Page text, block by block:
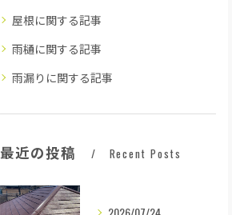
屋根に関する記事
雨樋に関する記事
雨漏りに関する記事
最近の投稿 Recent Posts